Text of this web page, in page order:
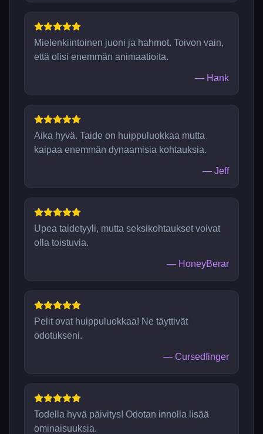
Mielenkiintoinen juoni ja hahmot. Toivon vain,
että olisi enemmän animaatioita.
— Hank
Aika hyvä. Taide on huippuluokkaa mutta
kaipaa enemmän dynaamisia kohtauksia.
— Jeff
Upea taidetyyli, mutta seksikohtaukset voivat
olla toistuvia.
— HoneyBerar
Pelit ovat huippuluokkaa! Ne täyttivät
odotukseni.
— Cursedfinger
Todella hyvä päivitys! Odotan innolla lisää
ominaisuuksia.